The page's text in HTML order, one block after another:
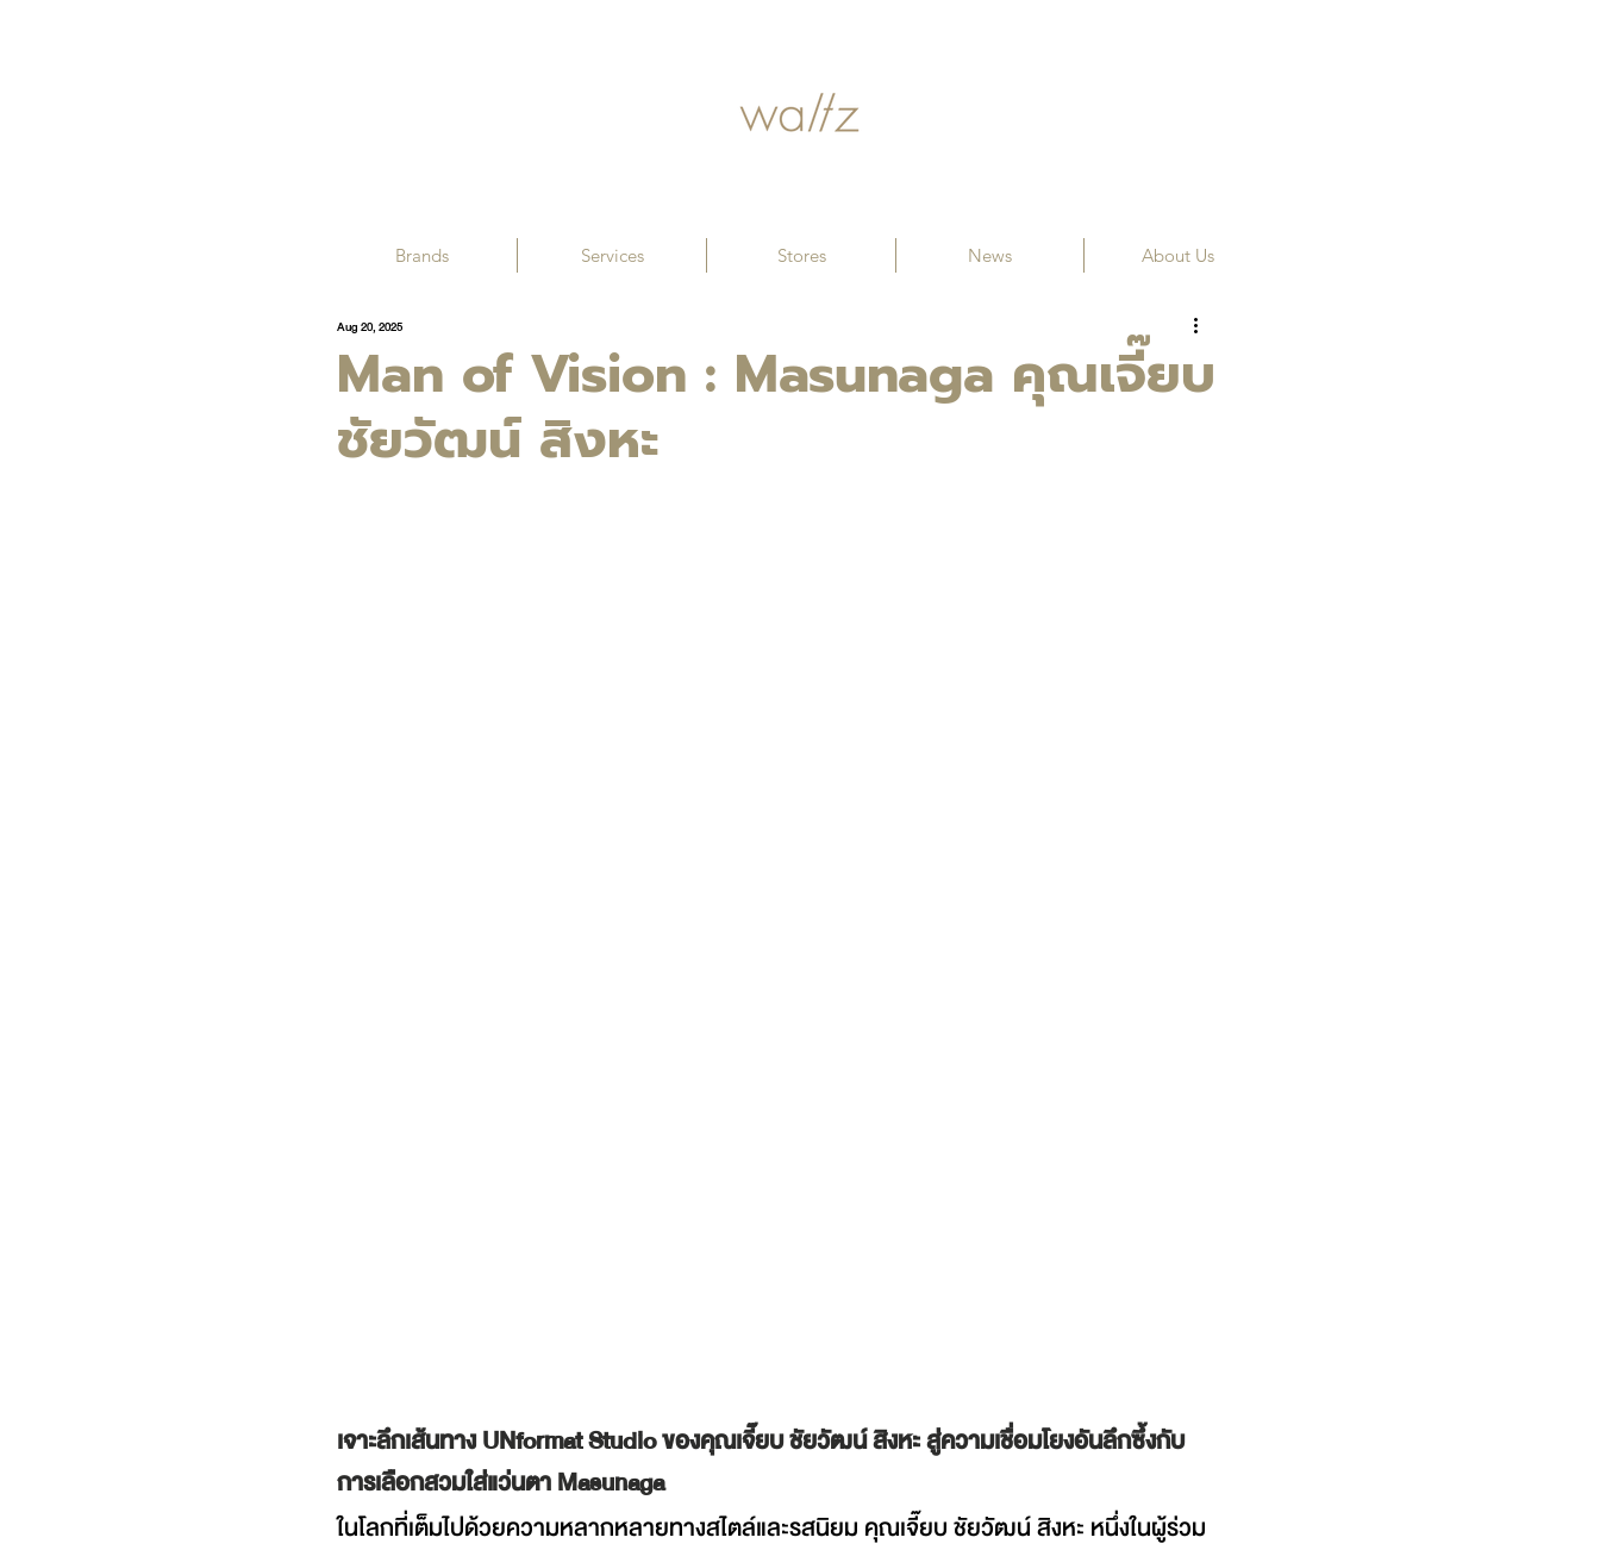
Man of Vision : Masunaga คุณเจี๊ยบ
ชัยวัฒน์ สิงหะ
Aug 20, 2025
เจาะลึกเส้นทาง UNformat Studio ของคุณเจี๊ยบ ชัยวัฒน์ สิงหะ สู่ความเชื่อมโยงอันลึกซึ้งกับ
การเลือกสวมใส่แว่นตา Masunaga
ในโลกที่เต็มไปด้วยความหลากหลายทางสไตล์และรสนิยม คุณเจี๊ยบ ชัยวัฒน์ สิงหะ หนึ่งในผู้ร่วม
Brands Services Stores News About Us